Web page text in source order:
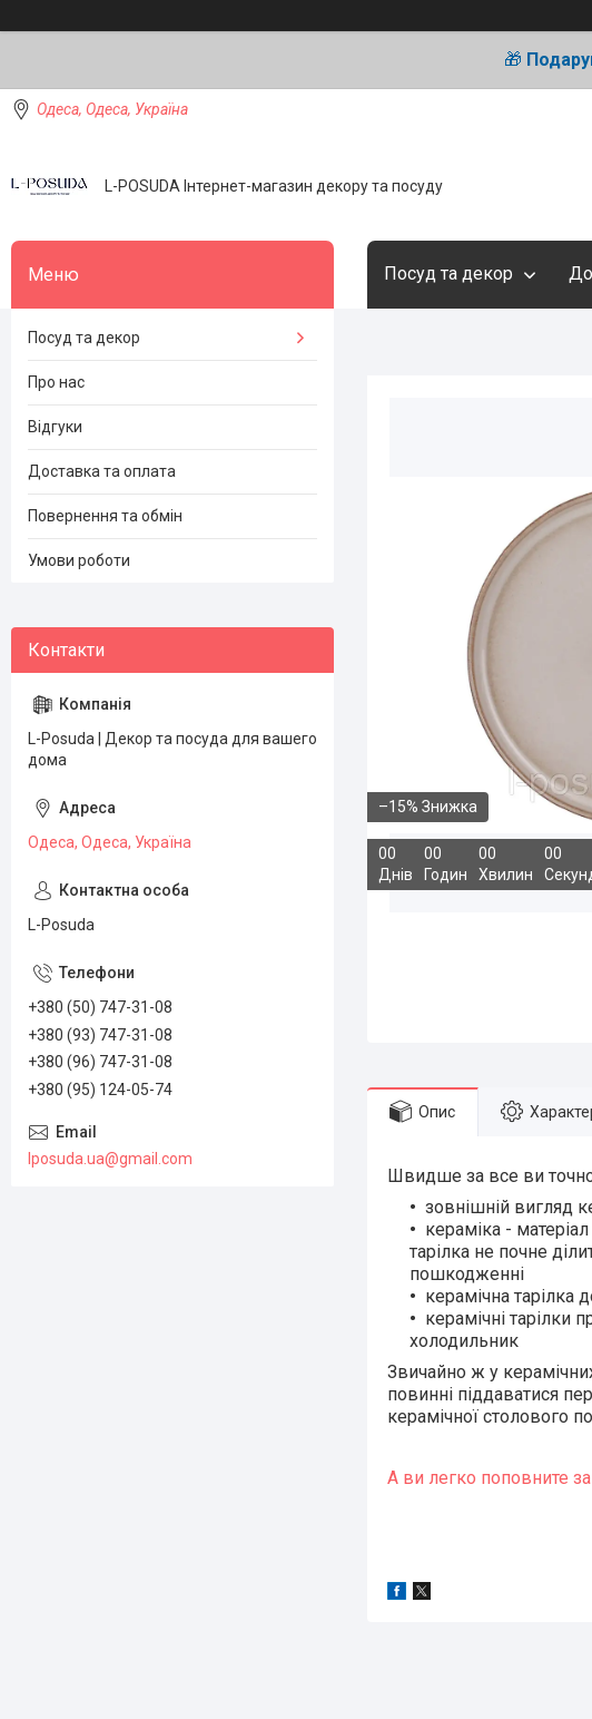
🎁
Одеса, Одеса, Україна
L-POSUDA Інтернет-магазин декору та посуду
Посуд та декор
–15%
00
Днів
00
Годин
00
Хвилин
00
Опис
Швидше за все ви точно
зовнішній вигляд
кераміка -
тарілка не почне
пошкодженні
керамічна тарілка
керамічні тарілки
холодильник
Звичайно ж у
повинні піддаватися
керамічної столового
А ви легко поповните
Посуд та декор
Про нас
Відгуки
Доставка та оплата
Повернення та обмін
Умови роботи
L-Posuda | Декор та посуда для вашего
дома
Одеса, Одеса, Україна
L-Posuda
+380 (50) 747-31-08
+380 (93) 747-31-08
+380 (96) 747-31-08
+380 (95) 124-05-74
lposuda.ua@gmail.com